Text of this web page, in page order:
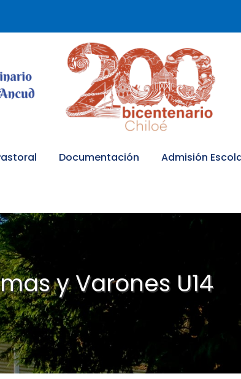
Documentación Admisión
y Varones U14